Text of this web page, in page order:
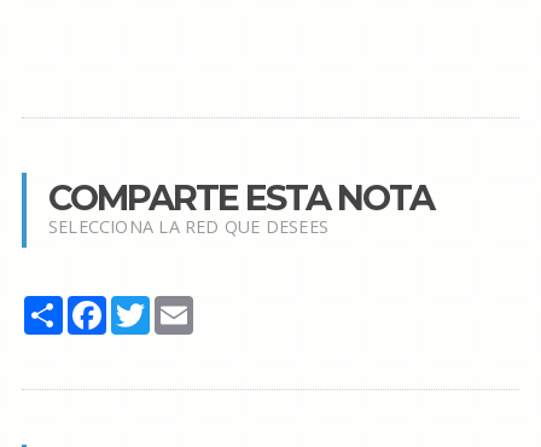
COMPARTE ESTA NOTA
SELECCIONA LA RED QUE DESEES
Share Facebook
TwitterEmail